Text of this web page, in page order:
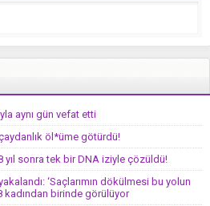
aynı gün vefat etti
öl*üme götürdü!
yıl sonra tek bir DNA iziyle çözüldü!
‘Saçlarımın dökülmesi bu yolun
kadından birinde görülüyor